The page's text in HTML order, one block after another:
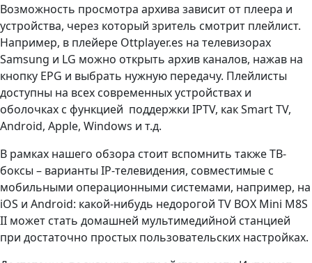
Возможность просмотра архива зависит от плеера и
устройства, через который зритель смотрит плейлист.
Например, в плейере Ottplayer.es на телевизорах
Samsung и LG можно открыть архив каналов, нажав на
кнопку EPG и выбрать нужную передачу. Плейлисты
доступны на всех современных устройствах и
оболочках с функцией поддержки IPTV, как Smart TV,
Android, Apple, Windows и т.д.
В рамках нашего обзора стоит вспомнить также ТВ-
боксы – варианты IP-телевидения, совместимые с
мобильными операционными системами, например, на
iOS и Android: какой-нибудь недорогой TV BOX Mini M8S
II может стать домашней мультимедийной станцией
при достаточно простых пользовательских настройках.